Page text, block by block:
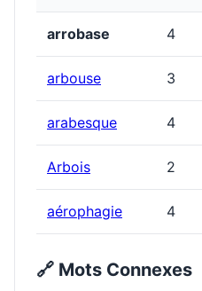
arrobase 4
arbouse 3
arabesque 4
Arbois 2
aérophagie 4
🔗 Mots Connexes